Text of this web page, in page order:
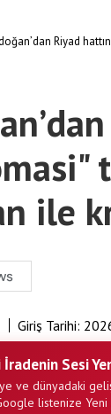
Riyad
ile
Giriş Tarihi:
Sesi
ve dünyadaki
listenize Yeni